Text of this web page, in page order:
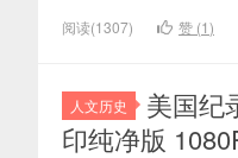
阅读(1307) 赞 (1)
人文历史
美国纪
印纯净版